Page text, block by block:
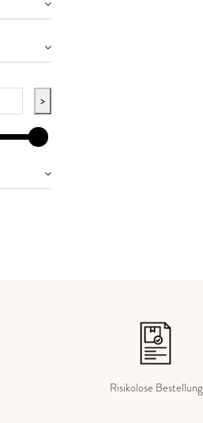
>
Risikolose Bestellung